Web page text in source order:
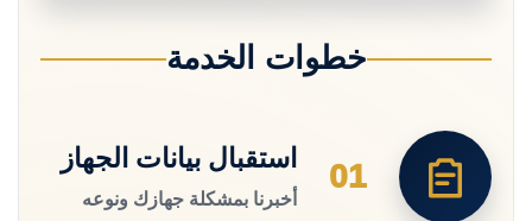
خطوات الخدمة
01
استقبال بيانات الجهاز
أخبرنا بمشكلة جهازك ونوعه